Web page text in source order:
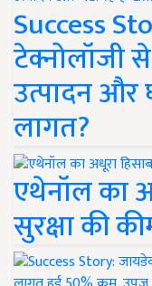
Success
टेक्नोलॉजी
उत्पादन और
लागत?
एथेनॉल का
सुरक्षा की